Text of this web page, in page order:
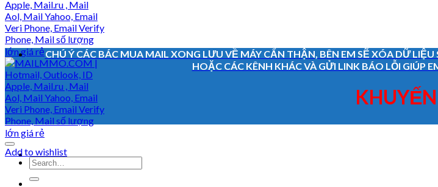
Search
for:
CHÚ Ý CÁC BÁC MUA MAIL XONG LƯU VỀ MÁY CẨN THẬN, BÊN EM SẼ XÓA DỮ
HOẶC CÁC KÊNH KHÁC VÀ GỬI LINK BÁO LỖI GIÚP
KHUYẾN
Add to wishlist